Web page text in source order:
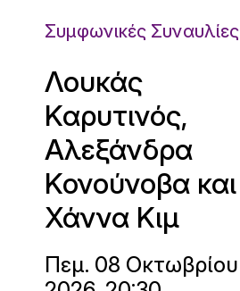
Συμφωνικές Συναυλίες
Λουκάς
Καρυτινός,
Αλεξάνδρα
Κονούνοβα και
Χάννα Κιμ
Πεμ. 08 Οκτωβρίου